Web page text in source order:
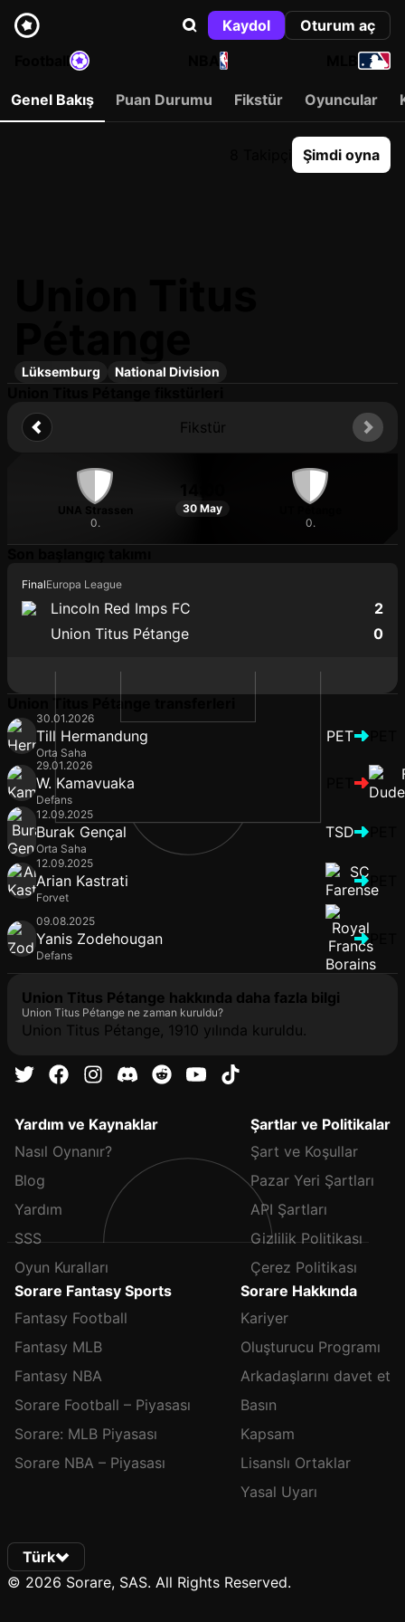
Kaydol
Oturum aç
NBA
Genel Bakış Puan Durumu Fikstür Oyuncular
Şimdi oyna
Lüksemburg National Division
Fikstür
0.
30 May
0.
FinalEuropa League
Lincoln Red Imps FC
2
0
Union Titus Pétange
30.01.2026
Till Hermandung
Orta Saha
PET
29.01.2026
W. Kamavuaka
Defans
12.09.2025
Burak Gençal
Orta Saha
TSD
12.09.2025
Arian Kastrati
Forvet
09.08.2025
Yanis Zodehougan
Defans
PET
Union Titus Pétange hakkında daha fazla bilgi
Union Titus Pétange ne zaman kuruldu?
Union Titus Pétange, 1910 yılında kuruldu.
Yardım ve Kaynaklar
Nasıl Oynanır?
Blog
Yardım
SSS
Oyun Kuralları
Şartlar ve Politikalar
Şart ve Koşullar
Pazar Yeri Şartları
API Şartları
Gizlilik Politikası
Çerez Politikası
Sorare Fantasy Sports
Fantasy Football
Fantasy MLB
Fantasy NBA
Sorare Football – Piyasası
Sorare: MLB Piyasası
Sorare NBA – Piyasası
Sorare Hakkında
Kariyer
Oluşturucu Programı
Arkadaşlarını davet et
Basın
Kapsam
Lisanslı Ortaklar
Yasal Uyarı
Türk
© 2026 Sorare, SAS. All Rights Reserved.